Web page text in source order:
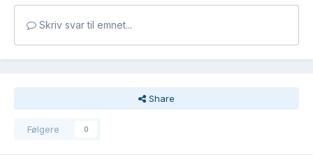
Skriv svar til emnet...
Share
Følgere 0